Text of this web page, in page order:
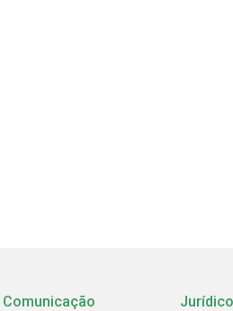
Comunicação Jurídico